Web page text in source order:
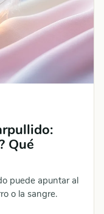
Qué
puede apuntar al
o la sangre.